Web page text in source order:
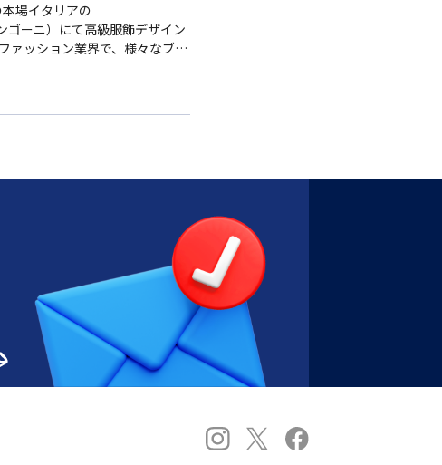
場イタリアの
ーニ）にて高級服飾デザイン
ァッション業界で、様々なブラ
場戦略について…